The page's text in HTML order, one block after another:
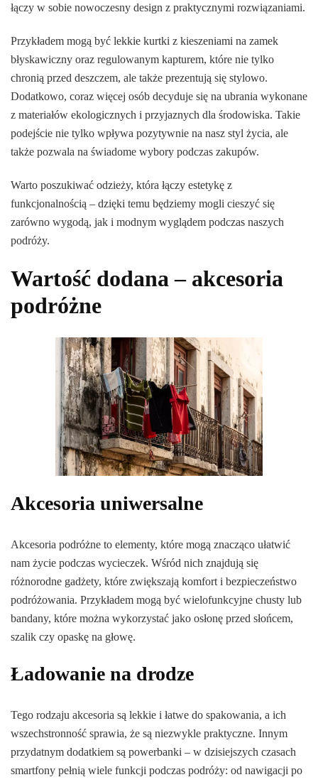
łączy w sobie nowoczesny design z praktycznymi rozwiązaniami.
Przykładem mogą być lekkie kurtki z kieszeniami na zamek
błyskawiczny oraz regulowanym kapturem, które nie tylko
chronią przed deszczem, ale także prezentują się stylowo.
Dodatkowo, coraz więcej osób decyduje się na ubrania wykonane
z materiałów ekologicznych i przyjaznych dla środowiska. Takie
podejście nie tylko wpływa pozytywnie na nasz styl życia, ale
także pozwala na świadome wybory podczas zakupów.
Warto poszukiwać odzieży, która łączy estetykę z
funkcjonalnością – dzięki temu będziemy mogli cieszyć się
zarówno wygodą, jak i modnym wyglądem podczas naszych
podróży.
Wartość dodana – akcesoria
podróżne
Akcesoria uniwersalne
Akcesoria podróżne to elementy, które mogą znacząco ułatwić
nam życie podczas wycieczek. Wśród nich znajdują się
różnorodne gadżety, które zwiększają komfort i bezpieczeństwo
podróżowania. Przykładem mogą być wielofunkcyjne chusty lub
bandany, które można wykorzystać jako osłonę przed słońcem,
szalik czy opaskę na głowę.
Ładowanie na drodze
Tego rodzaju akcesoria są lekkie i łatwe do spakowania, a ich
wszechstronność sprawia, że są niezwykle praktyczne. Innym
przydatnym dodatkiem są powerbanki – w dzisiejszych czasach
smartfony pełnią wiele funkcji podczas podróży: od nawigacji po